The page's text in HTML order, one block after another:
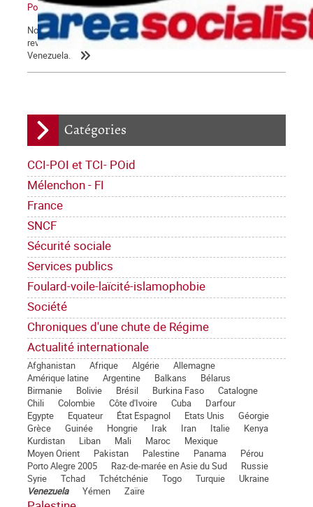
Catégories
CCI-POI et TCI- POid
Mélenchon - FI
France
SNCF
Sécurité sociale
Services publics
Foulard-voile-laïcité-islamophobie
Société
Chroniques d'une chute de Régime
Actualité internationale
Afghanistan Afrique Algérie
Allemagne
Amérique latine
Argentine Balkans
Bélarus
Birmanie
Bolivie Brésil Burkina Faso
Catalogne
Chili
Colombie Côte d'Ivoire Cuba
Darfour
Egypte
Equateur État Espagnol Etats Unis
Géorgie
Grèce
Guinée Hongrie Irak Iran Italie
Kenya
Kurdistan
Liban Mali Maroc
Mexique
Moyen Orient
Pakistan Palestine Panama
Pérou
Porto Alegre 2005
Raz-de-marée en Asie du Sud
Russie
Syrie
Tchad Tchétchénie Togo Turquie
Ukraine
Venezuela
Yémen Zaïre
Pour un nouveau pôle
Nous reproduisons ici un article paru dans le numéro 663 de la
revue Alternativa Socialista, sur les derniers développements au
Venezuela.